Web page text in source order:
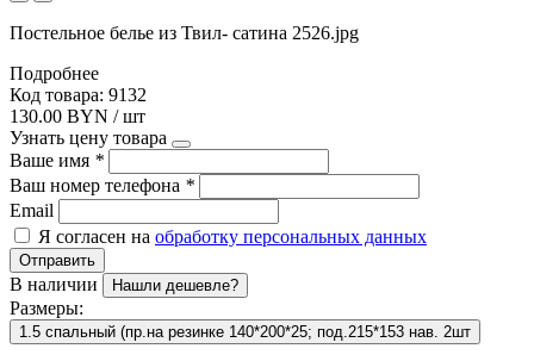
Постельное белье из Твил- сатина 2526.jpg
Подробнее
Код товара: 9132
130.00 BYN / шт
Узнать цену товара
Ваше имя *
Ваш номер телефона *
Email
Я согласен на обработку персональных данных
Отправить
В наличии Нашли дешевле?
Размеры:
1.5 спальный (пр.на резинке 140*200*25; под.215*153 нав. 2шт